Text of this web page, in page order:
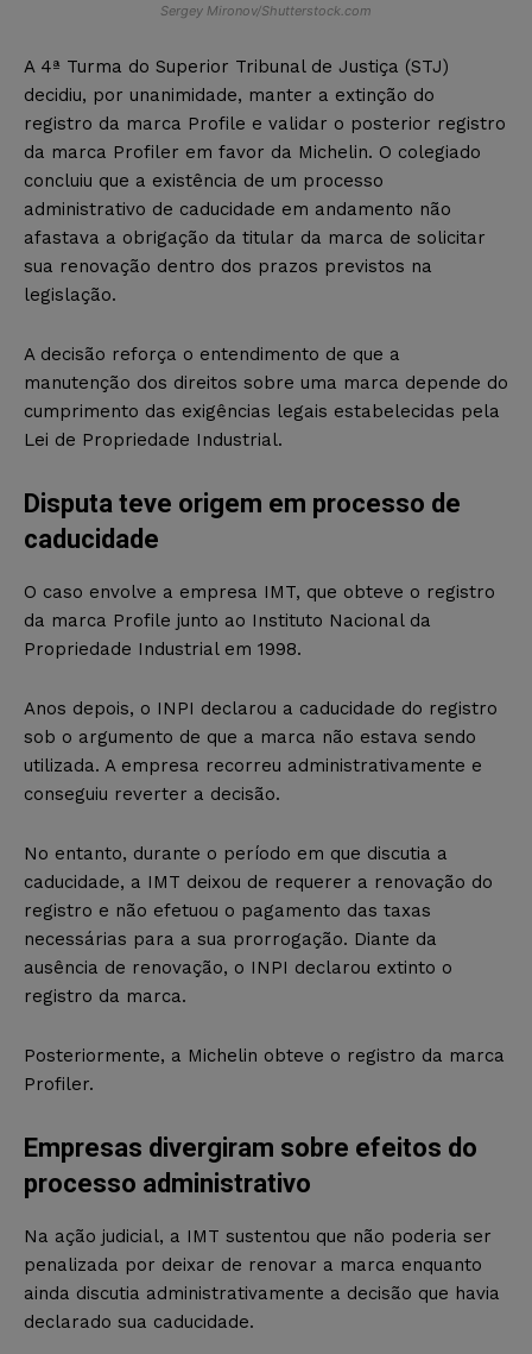
Sergey Mironov/Shutterstock.com
A 4ª Turma do Superior Tribunal de Justiça (STJ)
decidiu, por unanimidade, manter a extinção do
registro da marca Profile e validar o posterior registro
da marca Profiler em favor da Michelin. O colegiado
concluiu que a existência de um processo
administrativo de caducidade em andamento não
afastava a obrigação da titular da marca de solicitar
sua renovação dentro dos prazos previstos na
legislação.
A decisão reforça o entendimento de que a
manutenção dos direitos sobre uma marca depende do
cumprimento das exigências legais estabelecidas pela
Lei de Propriedade Industrial.
Disputa teve origem em processo de
caducidade
O caso envolve a empresa IMT, que obteve o registro
da marca Profile junto ao Instituto Nacional da
Propriedade Industrial em 1998.
Anos depois, o INPI declarou a caducidade do registro
sob o argumento de que a marca não estava sendo
utilizada. A empresa recorreu administrativamente e
conseguiu reverter a decisão.
No entanto, durante o período em que discutia a
caducidade, a IMT deixou de requerer a renovação do
registro e não efetuou o pagamento das taxas
necessárias para a sua prorrogação. Diante da
ausência de renovação, o INPI declarou extinto o
registro da marca.
Posteriormente, a Michelin obteve o registro da marca
Profiler.
Empresas divergiram sobre efeitos do
processo administrativo
Na ação judicial, a IMT sustentou que não poderia ser
penalizada por deixar de renovar a marca enquanto
ainda discutia administrativamente a decisão que havia
declarado sua caducidade.